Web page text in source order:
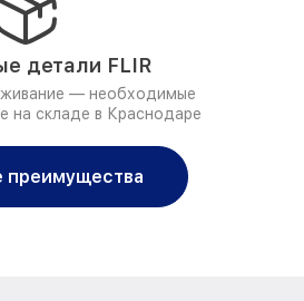
детали FLIR
— необходимые
на складе в Краснодаре
преимущества